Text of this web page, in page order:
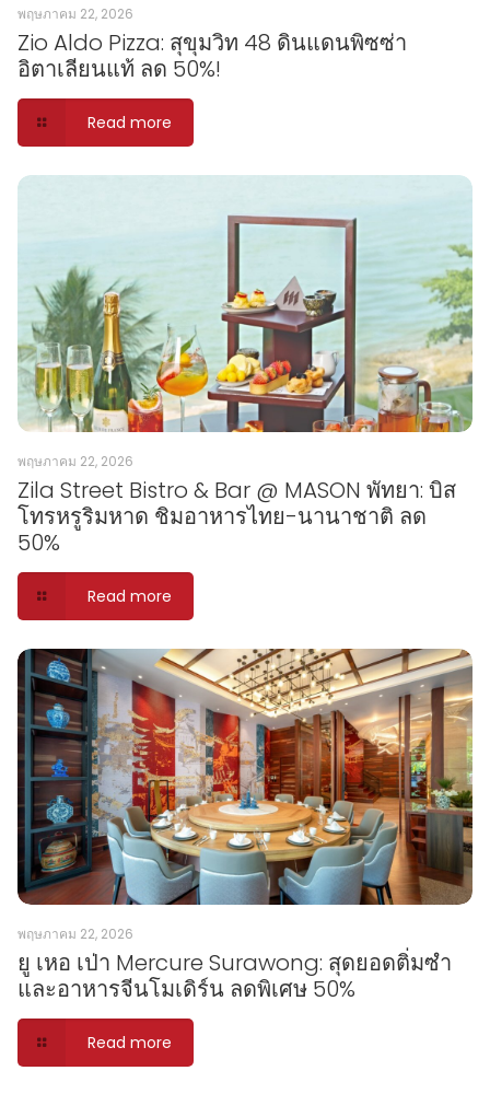
พฤษภาคม 22, 2026
Zio Aldo Pizza: สุขุมวิท 48 ดินแดนพิซซ่า
อิตาเลียนแท้ ลด 50%!
Read more
พฤษภาคม 22, 2026
Zila Street Bistro & Bar @ MASON พัทยา: บิส
โทรหรูริมหาด ชิมอาหารไทย-นานาชาติ ลด
50%
Read more
พฤษภาคม 22, 2026
ยู เหอ เป่า Mercure Surawong: สุดยอดติ่มซำ
และอาหารจีนโมเดิร์น ลดพิเศษ 50%
Read more